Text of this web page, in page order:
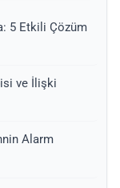
5 Etkili Çözüm
ve İlişki
Alarm